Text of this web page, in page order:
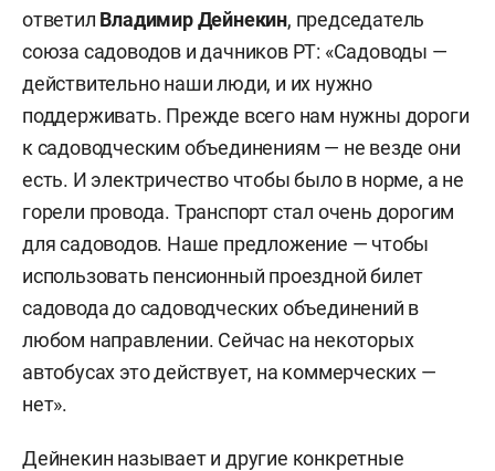
ответил Владимир Дейнекин, председатель
союза садоводов и дачников РТ: «Садоводы —
действительно наши люди, и их нужно
поддерживать. Прежде всего нам нужны дороги
к садоводческим объединениям — не везде они
есть. И электричество чтобы было в норме, а не
горели провода. Транспорт стал очень дорогим
для садоводов. Наше предложение — чтобы
использовать пенсионный проездной билет
садовода до садоводческих объединений в
любом направлении. Сейчас на некоторых
автобусах это действует, на коммерческих —
нет».
Дейнекин называет и другие конкретные